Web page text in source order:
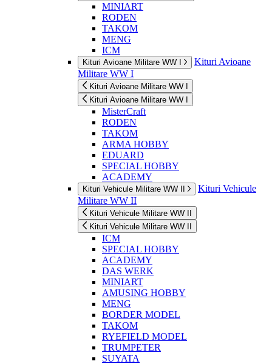
MINIART
RODEN
TAKOM
MENG
ICM
Kituri Avioane Militare WW I
Kituri Avioane
Militare WW I
Kituri Avioane Militare WW I
Kituri Avioane Militare WW I
MisterCraft
RODEN
TAKOM
ARMA HOBBY
EDUARD
SPECIAL HOBBY
ACADEMY
Kituri Vehicule Militare WW II
Kituri Vehicule
Militare WW II
Kituri Vehicule Militare WW II
Kituri Vehicule Militare WW II
ICM
SPECIAL HOBBY
ACADEMY
DAS WERK
MINIART
AMUSING HOBBY
MENG
BORDER MODEL
TAKOM
RYEFIELD MODEL
TRUMPETER
SUYATA